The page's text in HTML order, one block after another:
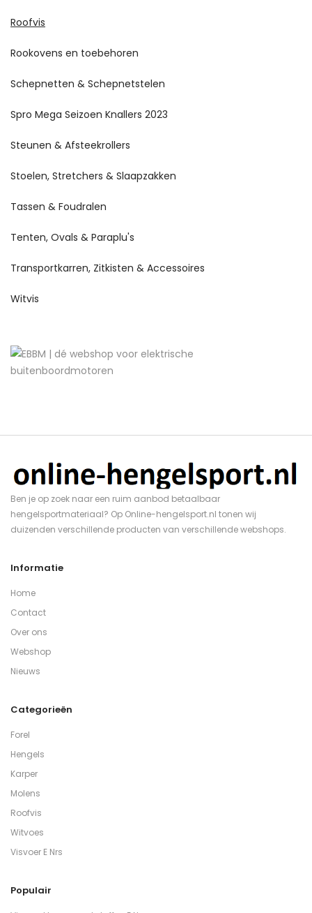
Roofvis
Rookovens en toebehoren
Schepnetten & Schepnetstelen
Spro Mega Seizoen Knallers 2023
Steunen & Afsteekrollers
Stoelen, Stretchers & Slaapzakken
Tassen & Foudralen
Tenten, Ovals & Paraplu's
Transportkarren, Zitkisten & Accessoires
Witvis
Ben je op zoek naar een ruim aanbod betaalbaar
hengelsportmateriaal? Op Online-hengelsport.nl tonen wij
duizenden verschillende producten van verschillende webshops.
Informatie
Home
Contact
Over ons
Webshop
Nieuws
Categorieën
Forel
Hengels
Karper
Molens
Roofvis
Witvoes
Visvoer E Nrs
Populair